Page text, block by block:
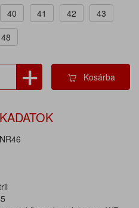
40 41 42
43
48
Kosárba